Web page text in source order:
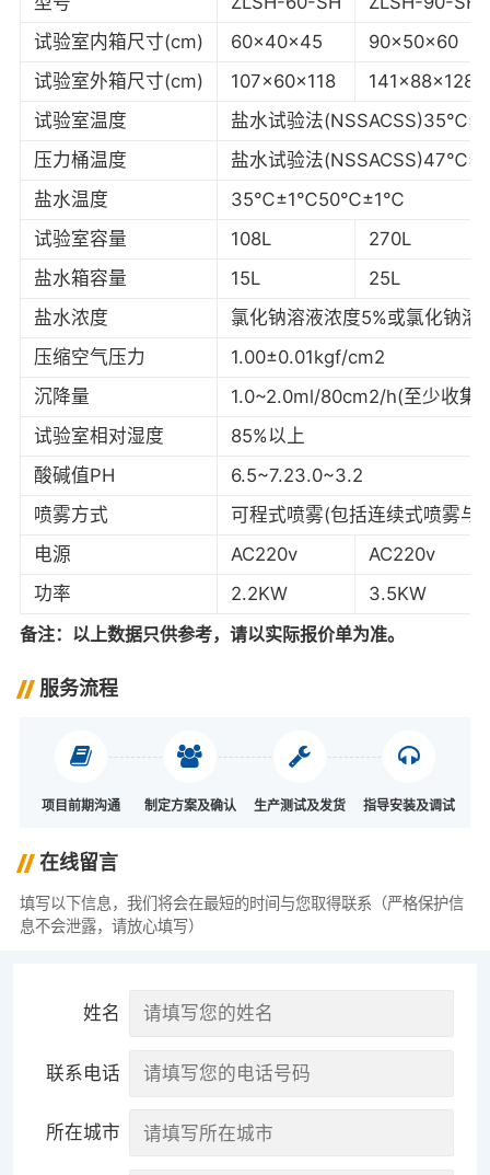
试验室内箱尺寸(cm)
60x40x45
90x50x60
试验室外箱尺寸(cm)
107x60x118
141x88x128
试验室温度
盐水试验法
压力桶温度
盐水试验法
盐水温度
35℃±1℃50℃±1℃
试验室容量
108L
270L
盐水箱容量
15L
25L
盐水浓度
氯化钠溶液浓度5%或氯化钠
压缩空气压力
1.00±0.01kgf/cm2
沉降量
1.0~2.0ml/80cm2/h(至少收集
试验室相对湿度
85%以上
酸碱值PH
6.5~7.23.0~3.2
喷雾方式
可程式喷雾(包括连续式喷雾与
电源
AC220v
AC220v
功率
2.2KW
3.5KW
备注：以上数据只供参考，请以实际报价单为准。
服务流程
项目前期沟通 制定方案及确认 生产测试及发货 指导安装及调试
在线留言
填写以下信息，我们将会在最短的时间与您取得联系（严格保护信
息不会泄露，请放心填写）
姓名
联系电话
所在城市